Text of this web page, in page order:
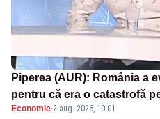
Piperea (AUR): România a
pentru că era o catastrofă
pensii
Economie·2 aug. 2026, 10:01